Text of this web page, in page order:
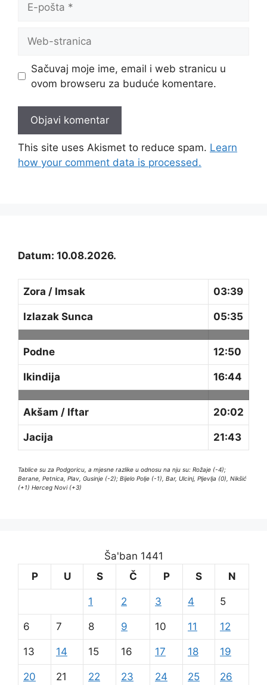
pošta
stranica
Sačuvaj moje ime, email i web stranicu u
ovom browseru za buduće komentare.
This site uses Akismet to reduce spam. Learn
how your comment data is processed.
Datum: 10.08.2026.
Zora / Imsak 03:39
Izlazak Sunca 05:35
Podne 12:50
Ikindija 16:44
Akšam / Iftar 20:02
Jacija 21:43
Tablice su za Podgoricu, a mjesne razlike u odnosu na nju su: Rožaje (-4);
Berane, Petnica, Plav, Gusinje (-2); Bijelo Polje (-1), Bar, Ulcinj, Pljevlja (0), Nikšić
(+1) Herceg Novi (+3)
Ša'ban 1441
P
U S Č P S N
1 2 3 4 5
6 7 8 9 10 11 12
13 14 15 16 17 18 19
20 21 22 23 24 25 26